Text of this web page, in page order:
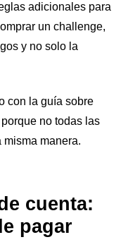
adicionales para
un challenge,
y no solo la
con la guía sobre
porque no todas las
manera.
cuenta:
pagar